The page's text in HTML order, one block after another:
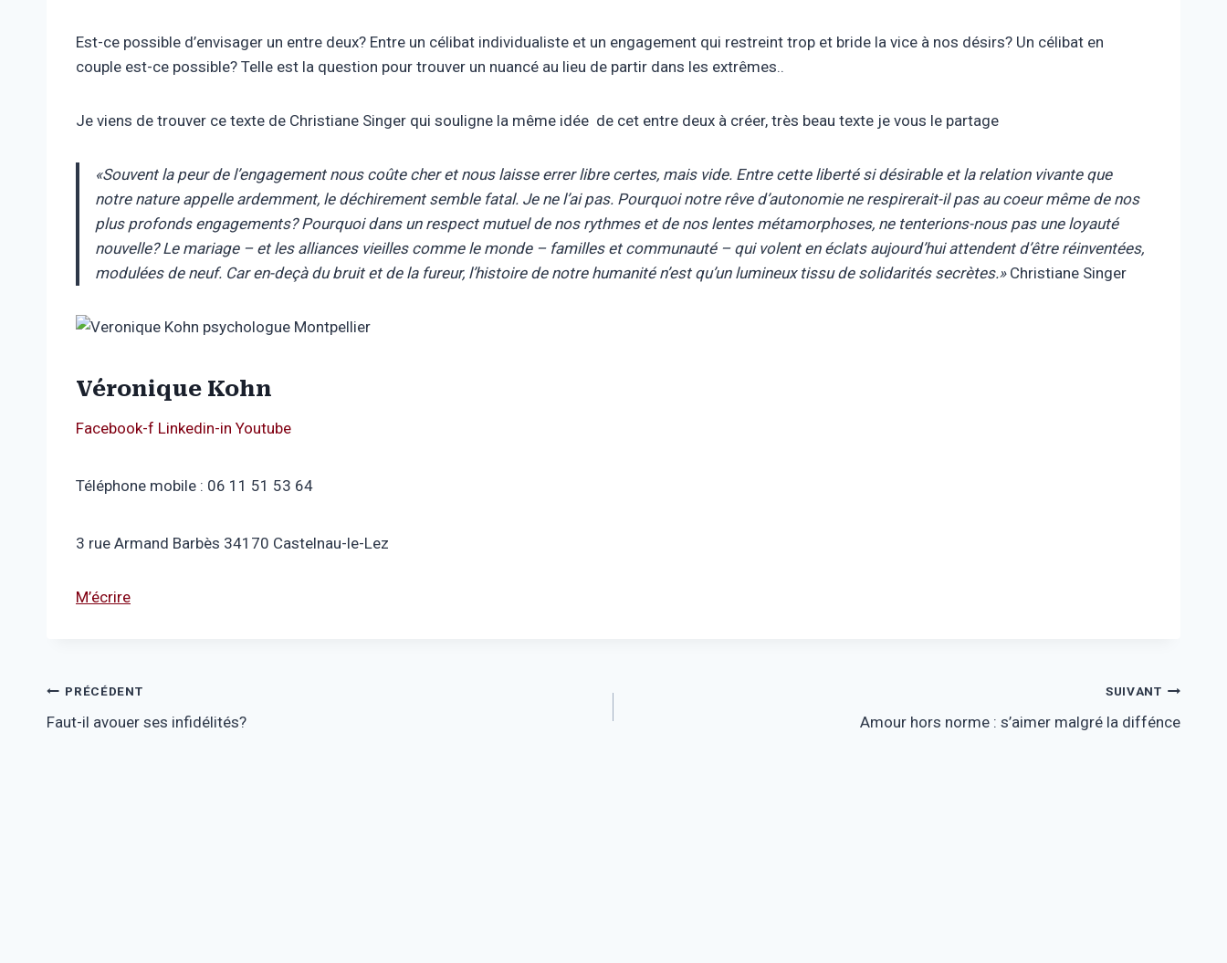
Est-ce possible d’envisager un entre deux? Entre un célibat individualiste et un engagement qui restreint trop et bride la vice à nos désirs? Un célibat en
couple est-ce possible? Telle est la question pour trouver un nuancé au lieu de partir dans les extrêmes..
Je viens de trouver ce texte de Christiane Singer qui souligne la même idée de cet entre deux à créer, très beau texte je vous le partage
«Souvent la peur de l’engagement nous coûte cher et nous laisse errer libre certes, mais vide. Entre cette liberté si désirable et la relation vivante que
notre nature appelle ardemment, le déchirement semble fatal. Je ne l’ai pas. Pourquoi notre rêve d’autonomie ne respirerait-il pas au coeur même de nos
plus profonds engagements? Pourquoi dans un respect mutuel de nos rythmes et de nos lentes métamorphoses, ne tenterions-nous pas une loyauté
nouvelle? Le mariage – et les alliances vieilles comme le monde – familles et communauté – qui volent en éclats aujourd’hui attendent d’être réinventées,
modulées de neuf. Car en-deçà du bruit et de la fureur, l’histoire de notre humanité n’est qu’un lumineux tissu de solidarités secrètes.»Christiane Singer
Véronique Kohn
Facebook-f Linkedin-in Youtube
Téléphone mobile : 06 11 51 53 64
3 rue Armand Barbès 34170 Castelnau-le-Lez
M’écrire
Navigation
de
PRÉCÉDENT
Faut-il avouer ses infidélités?
SUIVANT
Amour hors norme : s’aimer malgré la diffénce